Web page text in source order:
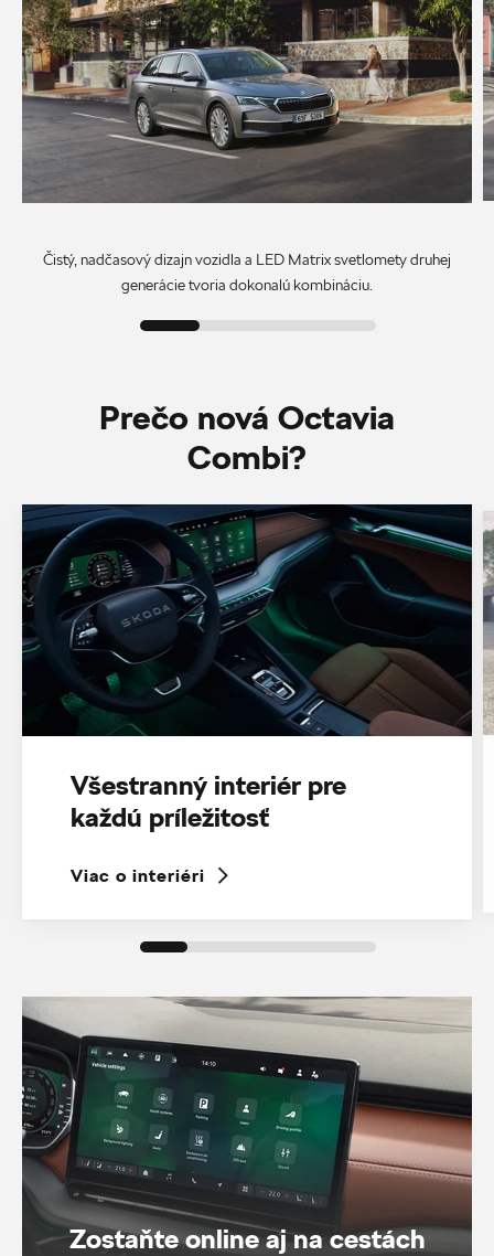
Čistý, nadčasový dizajn vozidla a LED Matrix svetlomety druhej
generácie tvoria dokonalú kombináciu.
Prečo nová Octavia
Combi?
Všestranný interiér pre
každú príležitosť
Viac o interiéri
Zostaňte online aj na cestách